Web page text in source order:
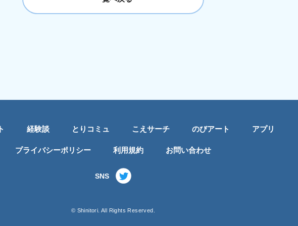
経験談 とりコミュ こえサーチ のびアート アプリ
プライバシーポリシー 利用規約 お問い合わせ
SNS
© Shinitori. All Rights Reserved.